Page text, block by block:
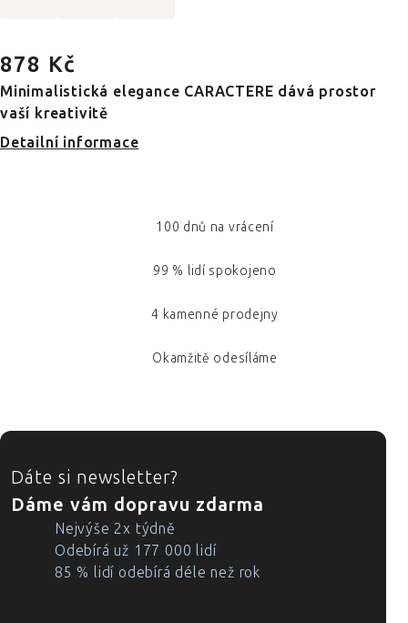
878 Kč
Minimalistická elegance CARACTERE dává prostor
vaší kreativitě
Detailní informace
100 dnů na vrácení
99 % lidí spokojeno
4 kamenné prodejny
Okamžitě odesíláme
ZÁPATÍ
Dáte si newsletter?
Dáme vám dopravu zdarma
Nejvýše 2x týdně
Odebírá už 177 000 lidí
85 % lidí odebírá déle než rok